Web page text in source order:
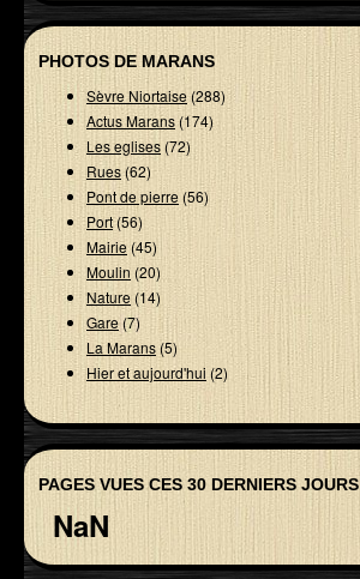
PHOTOS DE MARANS
Sèvre Niortaise(288)
Actus Marans (174)
Les eglises(72)
Rues(62)
Pont de pierre(56)
Port(56)
Mairie(45)
Moulin(20)
Nature(14)
Gare (7)
La Marans(5)
Hier et aujourd'hui (2)
PAGES VUES CES 30 DERNIERS JOURS
NaN